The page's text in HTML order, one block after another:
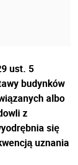
ust. 5
budynków
albo
z
się
uznania